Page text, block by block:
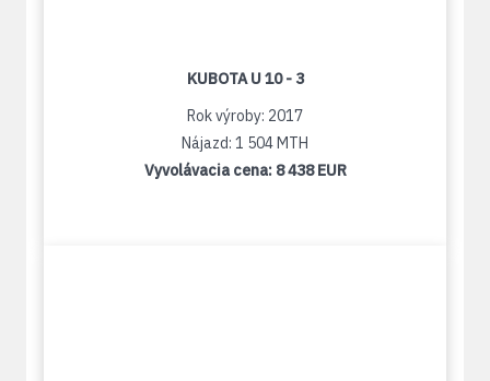
KUBOTA U 10 - 3
Rok výroby: 2017
Nájazd: 1 504 MTH
Vyvolávacia cena: 8 438 EUR